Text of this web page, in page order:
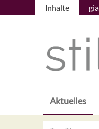
Inhalte gia
Aktuelles